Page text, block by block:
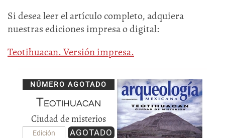
Si desea leer el artículo completo, adquiera
nuestras ediciones impresa o digital:
Teotihuacan. Versión impresa.
NÚMERO AGOTADO
Teotihuacan
Ciudad de misterios
Edición AGOTADO